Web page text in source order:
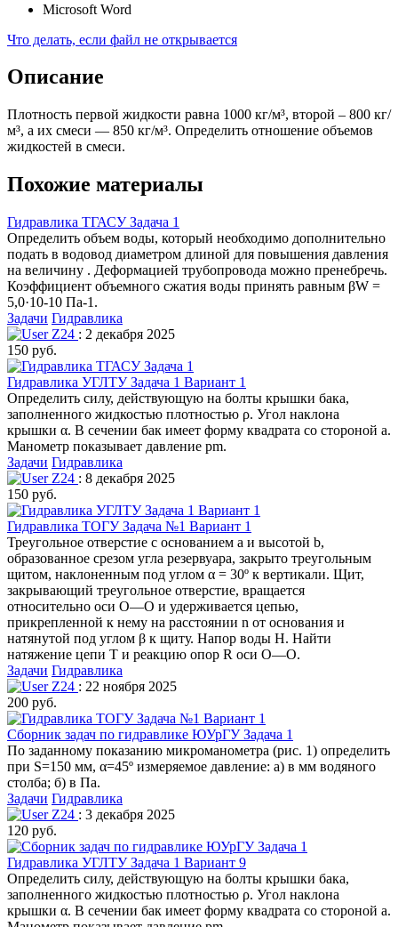
Microsoft Word
Что делать, если файл не открывается
Описание
Плотность первой жидкости равна 1000 кг/м³, второй – 800 кг/
м³, а их смеси — 850 кг/м³. Определить отношение объемов
жидкостей в смеси.
Похожие материалы
Гидравлика ТГАСУ Задача 1
Определить объем воды, который необходимо дополнительно
подать в водовод диаметром длиной для повышения давления
на величину . Деформацией трубопровода можно пренебречь.
Коэффициент объемного сжатия воды принять равным βW =
5,0·10-10 Па-1.
Задачи Гидравлика
Z24 : 2 декабря 2025
150 руб.
Гидравлика УГЛТУ Задача 1 Вариант 1
Определить силу, действующую на болты крышки бака,
заполненного жидкостью плотностью ρ. Угол наклона
крышки α. В сечении бак имеет форму квадрата со стороной а.
Манометр показывает давление pm.
Задачи Гидравлика
Z24 : 8 декабря 2025
150 руб.
Гидравлика ТОГУ Задача №1 Вариант 1
Треугольное отверстие с основанием а и высотой b,
образованное срезом угла резервуара, закрыто треугольным
щитом, наклоненным под углом α = 30º к вертикали. Щит,
закрывающий треугольное отверстие, вращается
относительно оси О—О и удерживается цепью,
прикрепленной к нему на расстоянии n от основания и
натянутой под углом β к щиту. Напор воды Н. Найти
натяжение цепи Т и реакцию опор R оси О—О.
Задачи Гидравлика
Z24 : 22 ноября 2025
200 руб.
Сборник задач по гидравлике ЮУрГУ Задача 1
По заданному показанию микроманометра (рис. 1) определить
при S=150 мм, α=45º измеряемое давление: а) в мм водяного
столба; б) в Па.
Задачи Гидравлика
Z24 : 3 декабря 2025
120 руб.
Гидравлика УГЛТУ Задача 1 Вариант 9
Определить силу, действующую на болты крышки бака,
заполненного жидкостью плотностью ρ. Угол наклона
крышки α. В сечении бак имеет форму квадрата со стороной а.